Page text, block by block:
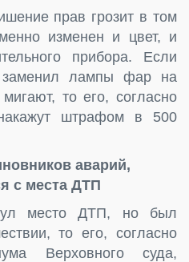
прав грозит в том
изменен и цвет, и
прибора. Если
заменил лампы фар на
то его, согласно
штрафом в 500
аварий,
с места ДТП
место ДТП, но был
то его, согласно
Верховного суда,